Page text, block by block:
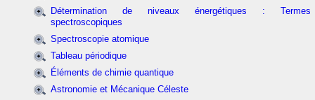
Détermination de niveaux énergétiques : Termes
spectroscopiques
Spectroscopie atomique
Tableau périodique
Éléments de chimie quantique
Astronomie et Mécanique Céleste